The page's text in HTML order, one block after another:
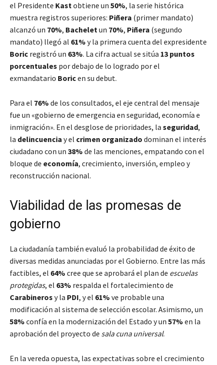
el Presidente Kastobtiene un 50%, la serie histórica
muestra registros superiores: Piñera (primer mandato)
alcanzó un 70%, Bacheletun 70%, Piñera (segundo
mandato) llegó al 61% y la primera cuenta del expresidente
Boric registró un 63%. La cifra actual se sitúa 13 puntos
porcentuales por debajo de lo logrado por el
exmandatario Boricen su debut.
Para el 76% de los consultados, el eje central del mensaje
fue un «gobierno de emergencia en seguridad, economía e
inmigración». En el desglose de prioridades, la seguridad,
la delincuencia y el crimen organizado dominan el interés
ciudadano con un 38% de las menciones, empatando con el
bloque de economía, crecimiento, inversión, empleo y
reconstrucción nacional.
Viabilidad de las promesas de
gobierno
La ciudadanía también evaluó la probabilidad de éxito de
diversas medidas anunciadas por el Gobierno. Entre las más
factibles, el 64% cree que se aprobará el plan de escuelas
protegidas, el 63% respalda el fortalecimiento de
Carabineros y la PDI, y el 61% ve probable una
modificación al sistema de selección escolar. Asimismo, un
58% confía en la modernización del Estado y un 57% en la
aprobación del proyecto de sala cuna universal.
En la vereda opuesta, las expectativas sobre el crecimiento